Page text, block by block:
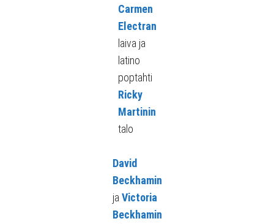
Carmen
Electran
laiva ja
latino
poptahti
Ricky
Martinin
talo
David
Beckhamin
ja Victoria
Beckhamin